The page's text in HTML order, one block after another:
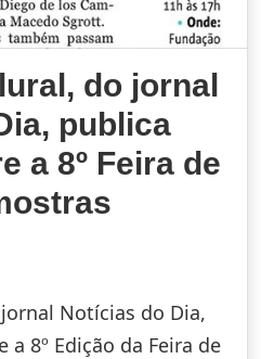
do jornal
publica
a 8º Feira de
Notícias do Dia,
8º Edição da Feira de